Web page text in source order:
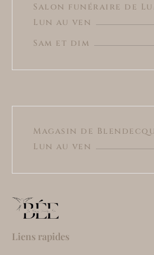
Salon funéraire de
Lun au ven
Sam et dim
Magasin de
Lun au ven
Liens rapides